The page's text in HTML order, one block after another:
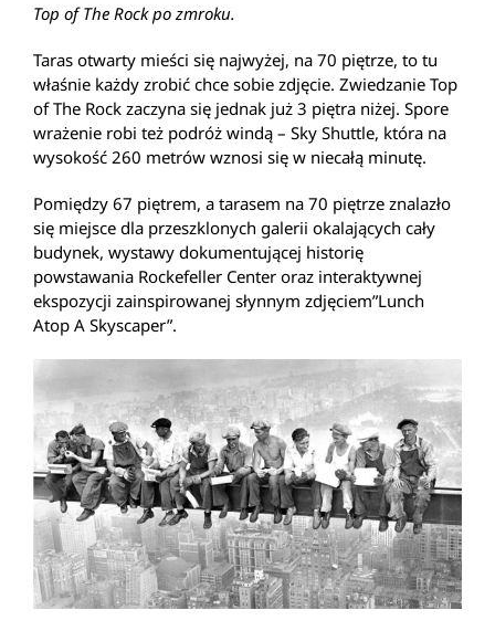
Top of The Rock po zmroku.
Taras otwarty mieści się najwyżej, na 70 piętrze, to tu
właśnie każdy zrobić chce sobie zdjęcie. Zwiedzanie Top
of The Rock zaczyna się jednak już 3 piętra niżej. Spore
wrażenie robi też podróż windą – Sky Shuttle, która na
wysokość 260 metrów wznosi się w niecałą minutę.
Pomiędzy 67 piętrem, a tarasem na 70 piętrze znalazło
się miejsce dla przeszklonych galerii okalających cały
budynek, wystawy dokumentującej historię
powstawania Rockefeller Center oraz interaktywnej
ekspozycji zainspirowanej słynnym zdjęciem”Lunch
Atop A Skyscaper”.